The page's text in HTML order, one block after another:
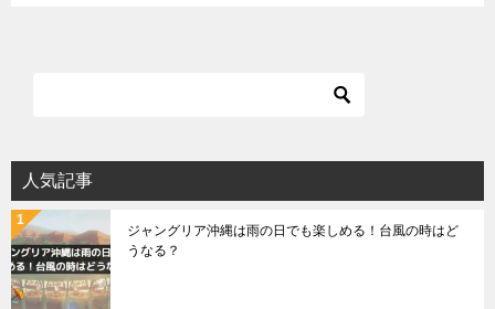
人気記事
ジャングリア沖縄は雨の日でも楽しめる！台風の時はど
うなる？